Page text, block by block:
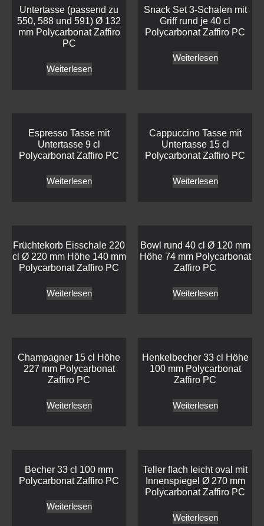
Untertasse (passend zu
550, 588 und 591) Ø 132
mm Polycarbonat Zaffiro
PC
Weiterlesen
Snack Set 3-Schalen mit
Griff rund je 40 cl
Polycarbonat Zaffiro PC
Weiterlesen
Espresso Tasse mit
Untertasse 9 cl
Polycarbonat Zaffiro PC
Weiterlesen
Cappuccino Tasse mit
Untertasse 15 cl
Polycarbonat Zaffiro PC
Weiterlesen
Früchtekorb Eisschale 220
cl Ø 220 mm Höhe 140 mm
Polycarbonat Zaffiro PC
Weiterlesen
Bowl rund 40 cl Ø 120 mm
Höhe 74 mm Polycarbonat
Zaffiro PC
Weiterlesen
Champagner 15 cl Höhe
227 mm Polycarbonat
Zaffiro PC
Weiterlesen
Henkelbecher 33 cl Höhe
100 mm Polycarbonat
Zaffiro PC
Weiterlesen
Becher 33 cl 100 mm
Polycarbonat Zaffiro PC
Weiterlesen
Teller flach leicht oval mit
Innenspiegel Ø 270 mm
Polycarbonat Zaffiro PC
Weiterlesen